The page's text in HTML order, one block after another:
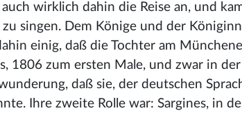
wirklich dahin die Reise an, und
singen. Dem Könige und der
einig, daß die Tochter am
1806 zum ersten Male, und zwar in der
daß sie, der deutschen
Ihre zweite Rolle war: Sargines, in